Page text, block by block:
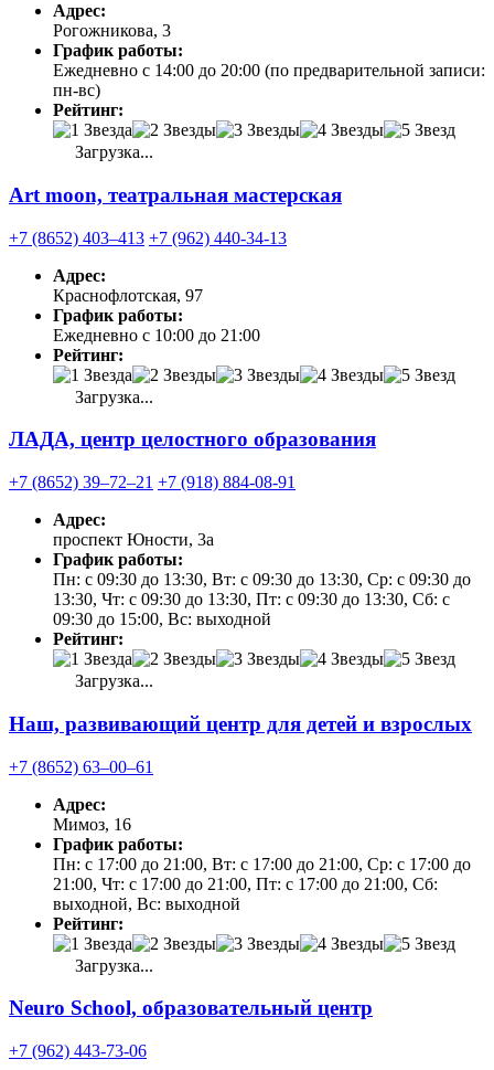
Адрес:
Рогожникова, 3
График работы:
Ежедневно с 14:00 до 20:00 (по предварительной записи:
пн-вс)
Рейтинг:
Загрузка...
Art moon, театральная мастерская
+7 (8652) 403‒413 +7 (962) 440-34-13
Адрес:
Краснофлотская, 97
График работы:
Ежедневно с 10:00 до 21:00
Рейтинг:
Загрузка...
ЛАДА, центр целостного образования
+7 (8652) 39‒72‒21 +7 (918) 884-08-91
Адрес:
проспект Юности, 3а
График работы:
Пн: с 09:30 до 13:30, Вт: с 09:30 до 13:30, Ср: с 09:30 до
13:30, Чт: с 09:30 до 13:30, Пт: с 09:30 до 13:30, Сб: с
09:30 до 15:00, Вс: выходной
Рейтинг:
Загрузка...
Наш, развивающий центр для детей и взрослых
+7 (8652) 63‒00‒61
Адрес:
Мимоз, 16
График работы:
Пн: с 17:00 до 21:00, Вт: с 17:00 до 21:00, Ср: с 17:00 до
21:00, Чт: с 17:00 до 21:00, Пт: с 17:00 до 21:00, Сб:
выходной, Вс: выходной
Рейтинг:
Загрузка...
Neuro School, образовательный центр
+7 (962) 443-73-06